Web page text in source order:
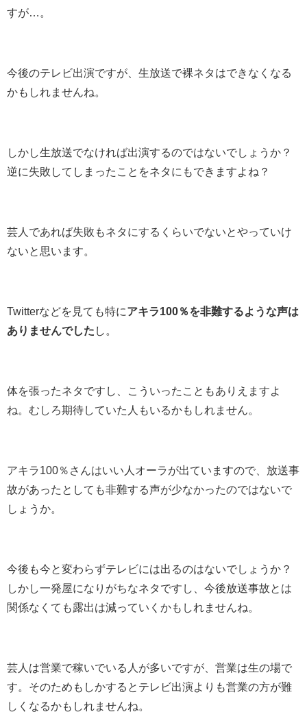
すが…。
今後のテレビ出演ですが、生放送で裸ネタはできなくなる
かもしれませんね。
しかし生放送でなければ出演するのではないでしょうか？
逆に失敗してしまったことをネタにもできますよね？
芸人であれば失敗もネタにするくらいでないとやっていけ
ないと思います。
Twitterなどを見ても特にアキラ100％を非難するような声は
ありませんでした し。
体を張ったネタですし、こういったこともありえますよ
ね。むしろ期待していた人もいるかもしれません。
アキラ100％さんはいい人オーラが出ていますので、放送事
故があったとしても非難する声が少なかったのではないで
しょうか。
今後も今と変わらずテレビには出るのはないでしょうか？
しかし一発屋になりがちなネタですし、今後放送事故とは
関係なくても露出は減っていくかもしれませんね。
芸人は営業で稼いでいる人が多いですが、営業は生の場で
す。そのためもしかするとテレビ出演よりも営業の方が難
しくなるかもしれませんね。